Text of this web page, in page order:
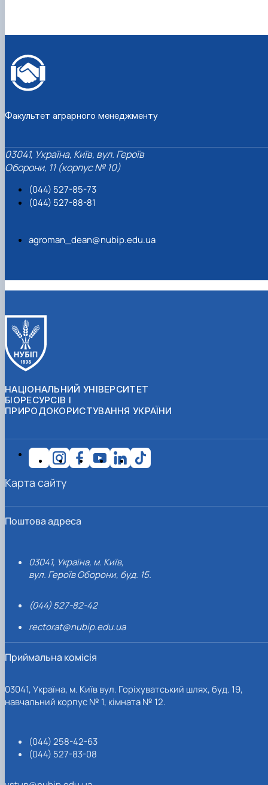
Факультет аграрного менеджменту
03041, Україна, Київ, вул. Героїв
Оборони, 11 (корпус № 10)
(044) 527-85-73
(044) 527-88-81
agroman_dean@nubip.edu.ua
НАЦІОНАЛЬНИЙ УНІВЕРСИТЕТ
БІОРЕСУРСІВ І
ПРИРОДОКОРИСТУВАННЯ УКРАЇНИ
Поштова адреса
03041, Україна, м. Київ,
вул. Героїв Оборони, буд. 15.
(044) 527-82-42
rectorat@nubip.edu.ua
Приймальна комісія
03041, Україна, м. Київ вул. Горіхуватський шлях, буд. 19,
навчальний корпус № 1, кімната № 12.
(044) 258-42-63
(044) 527-83-08
Карта сайту